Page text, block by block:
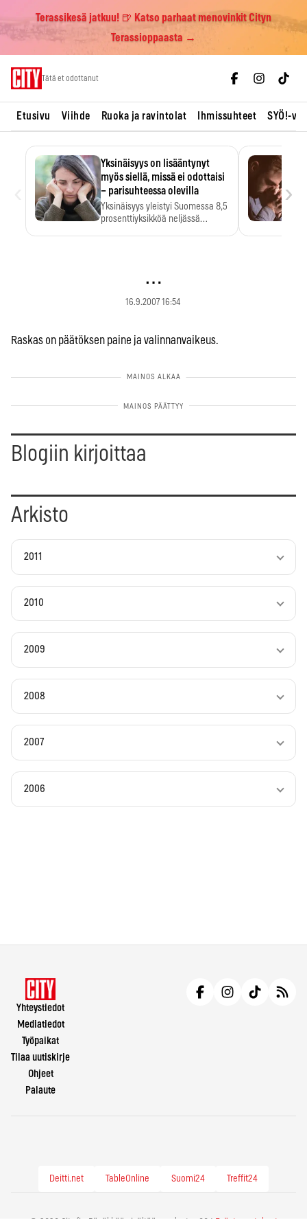
Terassikesä jatkuu! 🍺 Katso parhaat menovinkit Cityn
Terassioppaasta →
Tätä et odottanut
Etusivu Viihde Ruoka ja ravintolat Ihmissuhteet SYÖ!-
Yksinäisyys on lisääntynyt
myös siellä, missä ei odottaisi
– parisuhteessa olevilla
Yksinäisyys yleistyi Suomessa 8,5
prosenttiyksikköä neljässä
›
…
16.9.2007 16:54
Raskas on päätöksen paine ja valinnanvaikeus.
Blogiin kirjoittaa
Arkisto
2011
2010
2009
2008
2007
2006
Yhteystiedot
Mediatiedot
Työpaikat
Tilaa uutiskirje
Ohjeet
Palaute
Deitti.net TableOnline Suomi24 Treffit24